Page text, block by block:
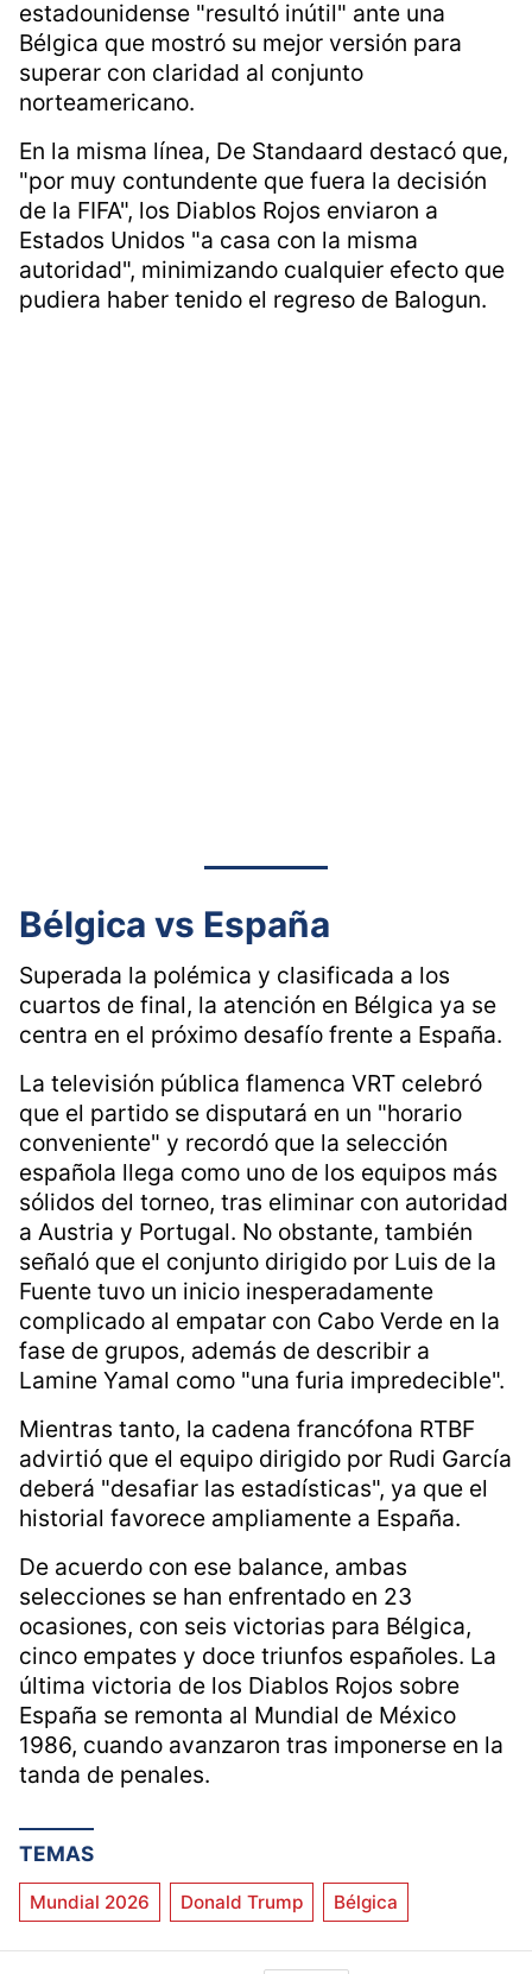
Por su parte, Het Laatste Nieuws se preguntó
con ironía: "¿Qué pensará Donald Trump de
esto?", mientras que La Libre aseguró que la
"intervención" del mandatario
estadounidense "resultó inútil" ante una
Bélgica que mostró su mejor versión para
superar con claridad al conjunto
norteamericano.
En la misma línea, De Standaard destacó que,
Bélgica vs España
Superada la polémica y clasificada a los
cuartos de final, la atención en Bélgica ya se
centra en el próximo desafío frente a España.
La televisión pública flamenca VRT celebró
que el partido se disputará en un "horario
conveniente" y recordó que la selección
española llega como uno de los equipos más
sólidos del torneo, tras eliminar con autoridad
a Austria y Portugal. No obstante, también
señaló que el conjunto dirigido por Luis de la
Fuente tuvo un inicio inesperadamente
complicado al empatar con Cabo Verde en la
fase de grupos, además de describir a
Lamine Yamal como "una furia impredecible".
Mientras tanto, la cadena francófona RTBF
advirtió que el equipo dirigido por Rudi García
deberá "desafiar las estadísticas", ya que el
historial favorece ampliamente a España.
De acuerdo con ese balance, ambas
selecciones se han enfrentado en 23
ocasiones, con seis victorias para Bélgica,
última victoria de los Diablos Rojos sobre
1986, cuando avanzaron tras imponerse en la